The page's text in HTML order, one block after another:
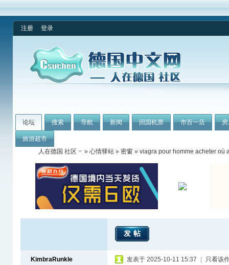
注册 登录
论坛 搜索 导航 新闻 回国机票 市百一店
旅游超市
人在德国 社区
» 心情驿站 » 密窗 » viagra pour homme acheter où
发帖
KimbraRunkle 发表于 2025-10-11 15:37 只看该